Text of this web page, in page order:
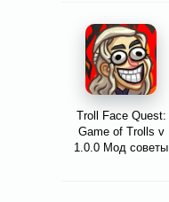
Troll Face Quest:
Game of Trolls v
1.0.0 Мод советы